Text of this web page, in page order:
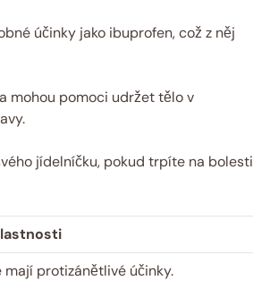
účinky jako ibuprofen, což z něj
mohou pomoci udržet tělo v
jídelníčku, pokud trpíte na bolesti
protizánětlivé účinky.